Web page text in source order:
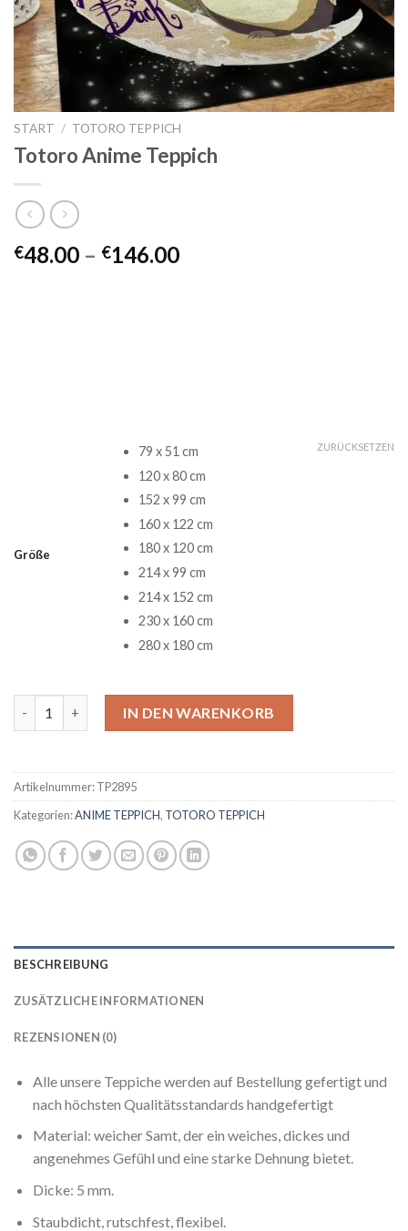
START / TOTORO TEPPICH
Totoro Anime Teppich
€48.00 – €146.00Preisspanne:
Größe
79 x 51 cm
120 x 80 cm
152 x 99 cm
160 x 122 cm
180 x 120 cm
214 x 99 cm
214 x 152 cm
230 x 160 cm
280 x 180 cm
ZURÜCKSETZEN
IN DEN WARENKORB
Artikelnummer:TP2895
Kategorien:ANIME TEPPICH, TOTORO TEPPICH
BESCHREIBUNG
ZUSÄTZLICHE INFORMATIONEN
REZENSIONEN (0)
Alle unsere Teppiche werden auf Bestellung gefertigt und
nach höchsten Qualitätsstandards handgefertigt
Material: weicher Samt, der ein weiches, dickes und
angenehmes Gefühl und eine starke Dehnung bietet.
Dicke: 5 mm.
Staubdicht, rutschfest, flexibel.